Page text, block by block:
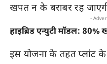
खपत न के बराबर रह
-
हाइब्रिड एन्युटी मॉडल: 80%
इस योजना के तहत प्लांट